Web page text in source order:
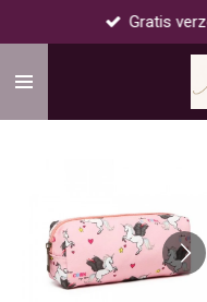
naar
Gratis